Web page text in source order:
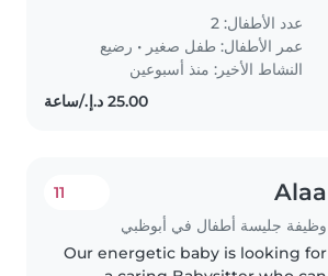
2 curious kids—a talkative
toddler and a friendly baby.
Someone warm and playful..
عدد الأطفال: 2
عمر الأطفال: طفل صغير • رضيع
النشاط الأخير: منذ أسبوعين
Alaa
وظيفة جليسة أطفال في أبوظبي
11
Our energetic baby is looking for